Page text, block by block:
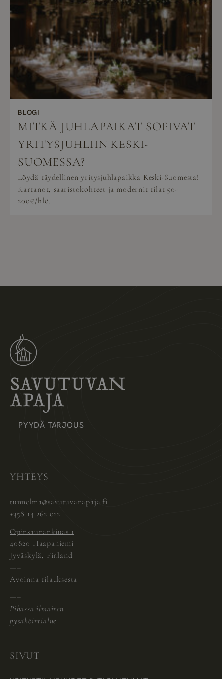
BLOGI
MITKÄ JUHLAPAIKAT SOPIVAT
YRITYSJUHLIIN KESKI-
SUOMESSA?
Löydä täydellinen yritysjuhlapaikka Keski-Suomesta!
Kartanot, saaristokohteet ja modernit tilat 50-
200€/hlö.
PYYDÄ TARJOUS
YHTEYS
tunnelma@savutuvanapaja.fi
+358 14 262 022
Opinsaunankiuas 1
40820 Haapaniemi
Jyväskylä, Finland
—–
Avoinna tilauksesta
—–
Pihassa ilmainen
pysäköintialue
SIVUT